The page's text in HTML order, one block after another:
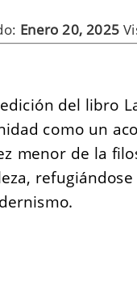
Enero 20, 2025
del libro
como un
menor de la